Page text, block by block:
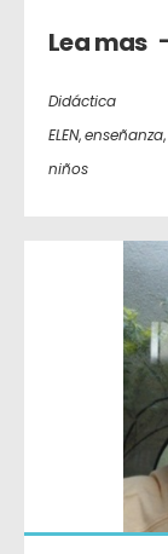
Lea mas
Didáctica
ELEN,enseñanza,
niños